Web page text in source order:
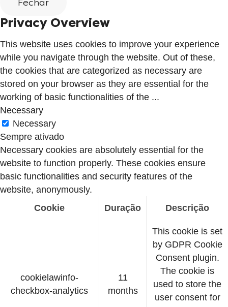
Fechar
Privacy Overview
This website uses cookies to improve your experience
while you navigate through the website. Out of these,
the cookies that are categorized as necessary are
stored on your browser as they are essential for the
working of basic functionalities of the ...
Necessary
Necessary
Sempre ativado
Necessary cookies are absolutely essential for the
website to function properly. These cookies ensure
basic functionalities and security features of the
website, anonymously.
Cookie
Duração Descrição
cookielawinfo-
checkbox-analytics
11
months
This cookie is set
by GDPR Cookie
Consent plugin.
The cookie is
used to store the
user consent for